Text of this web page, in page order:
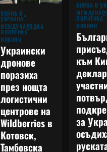
ВОЙНА В
УКРАЙНА
МЕЖДУНАРОДНА
ПОЛИТИКА
НОВИНИ
Украински
дронове
поразиха
през нощта
логистични
центрове на
Wildberries в
Котовск,
Тамбовска
ВОЙНА В
ПОЛИТИКА
НОВИНИ
към
за